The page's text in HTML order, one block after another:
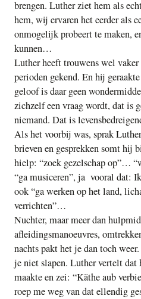
brengen. Luther ziet hem als
hem, wij ervaren het eerder als
onmogelijk probeert te maken,
kunnen…
Luther heeft trouwens wel
perioden gekend. En hij
geloof is daar geen
zichzelf een vraag wordt, dat is
niemand. Dat is
Als het voorbij was, sprak
brieven en gesprekken somt hij
hielp: “zoek gezelschap op”…
“ga musiceren”, ja vooral dat:
ook “ga werken op het land,
verrichten”…
Nuchter, maar meer dan
afleidingsmanoeuvres,
nachts pakt het je dan toch
je niet slapen. Luther vertelt
maakte en zei: “Käthe aub
roep me weg van dat ellendig